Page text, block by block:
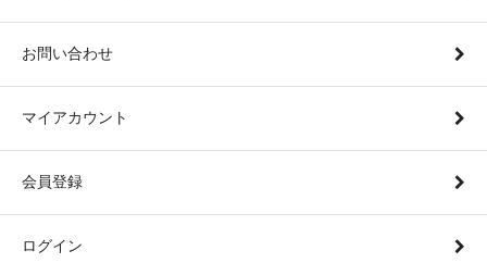
お問い合わせ
マイアカウント
会員登録
ログイン